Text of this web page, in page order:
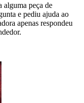
alguma peça de
e pediu ajuda ao
apenas respondeu